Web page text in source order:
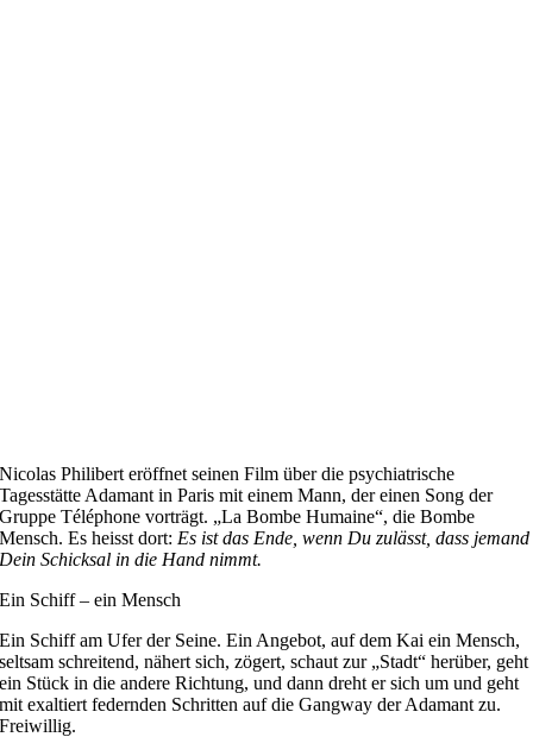
Nicolas Philibert eröffnet seinen Film über die psychiatrische
Tagesstätte Adamant in Paris mit einem Mann, der einen Song der
Gruppe Téléphone vorträgt. „La Bombe Humaine“, die Bombe
Mensch. Es heisst dort: Es ist das Ende, wenn Du zulässt, dass jemand
Dein Schicksal in die Hand nimmt.
Ein Schiff – ein Mensch
Ein Schiff am Ufer der Seine. Ein Angebot, auf dem Kai ein Mensch,
seltsam schreitend, nähert sich, zögert, schaut zur „Stadt“ herüber, geht
ein Stück in die andere Richtung, und dann dreht er sich um und geht
mit exaltiert federnden Schritten auf die Gangway der Adamant zu.
Freiwillig.